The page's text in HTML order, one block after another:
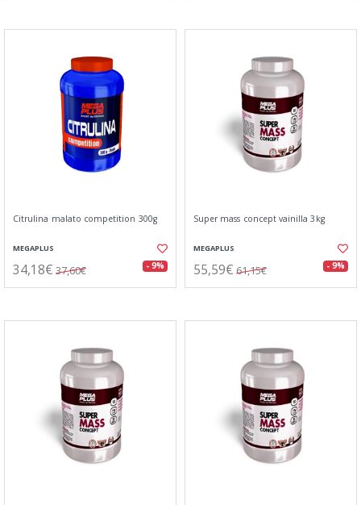
Citrulina malato competition 300g
MEGAPLUS
34,18€ 37,60€ - 9%
Super mass concept vainilla 3kg
MEGAPLUS
55,59€ 61,15€ - 9%